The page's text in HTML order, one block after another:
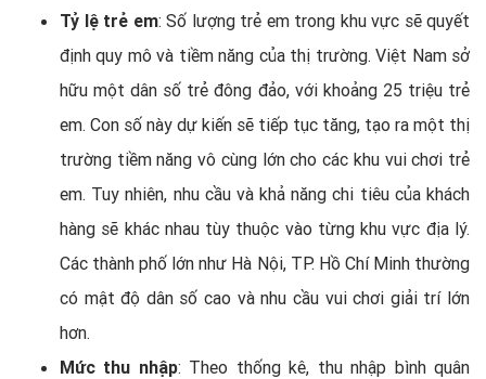
Tỷ lệ trẻ em: Số lượng trẻ em trong khu vực sẽ quyết
định quy mô và tiềm năng của thị trường. Việt Nam sở
hữu một dân số trẻ đông đảo, với khoảng 25 triệu trẻ
em. Con số này dự kiến sẽ tiếp tục tăng, tạo ra một thị
trường tiềm năng vô cùng lớn cho các khu vui chơi trẻ
em. Tuy nhiên, nhu cầu và khả năng chi tiêu của khách
hàng sẽ khác nhau tùy thuộc vào từng khu vực địa lý.
Các thành phố lớn như Hà Nội, TP. Hồ Chí Minh thường
có mật độ dân số cao và nhu cầu vui chơi giải trí lớn
hơn.
Mức thu nhập: Theo thống kê, thu nhập bình quân